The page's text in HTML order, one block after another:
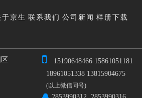
于京生 联系我们 公司新闻 样册下载

15190648466 15861051181
18961051338 13815904675
(以上微信同号)